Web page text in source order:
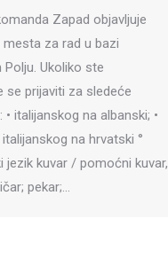
Zapad objavljuje
za rad u bazi
Ukoliko ste
se prijaviti za sledeće
italijanskog na albanski; •
na hrvatski °
jezik kuvar / pomoćni kuvar,
pekar;…